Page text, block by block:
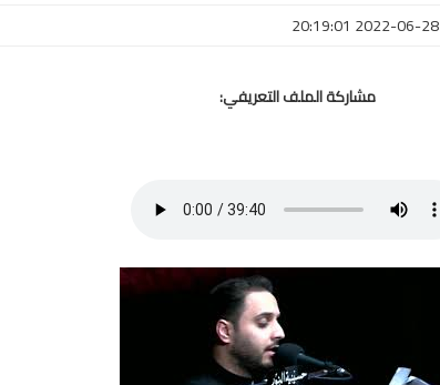
2022-06-28 20:19:01
مشاركة الملف التعريفي: